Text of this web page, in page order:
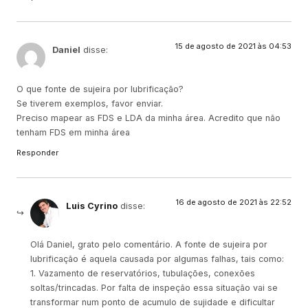
Daniel disse: 15 de agosto de 2021 às 04:53
O que fonte de sujeira por lubrificação?
Se tiverem exemplos, favor enviar.
Preciso mapear as FDS e LDA da minha área. Acredito que não
tenham FDS em minha área
Responder
Luis Cyrino disse: 16 de agosto de 2021 às 22:52
Olá Daniel, grato pelo comentário. A fonte de sujeira por
lubrificação é aquela causada por algumas falhas, tais como:
1. Vazamento de reservatórios, tubulações, conexões
soltas/trincadas. Por falta de inspeção essa situação vai se
transformar num ponto de acumulo de sujidade e dificultar